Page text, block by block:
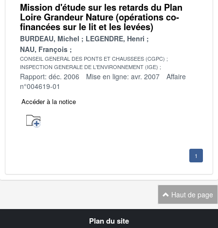
Mission d'étude sur les retards du Plan
Loire Grandeur Nature (opérations co-
financées sur le lit et les levées)
BURDEAU, Michel
LEGENDRE, Henri
NAU, François
CONSEIL GENERAL DES PONTS ET CHAUSSEES (CGPC)
INSPECTION GENERALE DE L'ENVIRONNEMENT (IGE)
Rapport: déc. 2006 Mise en ligne: avr. 2007
Affaire
n°004619-01
Accéder à la notice
1
Haut de page
Plan du site